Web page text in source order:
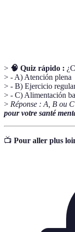
> 🧠 Quiz rápido :
> - A) Atención plena
> - B) Ejercicio
> - C) Alimentación
> Réponse : A, B ou
pour votre santé
📺 Pour aller plus